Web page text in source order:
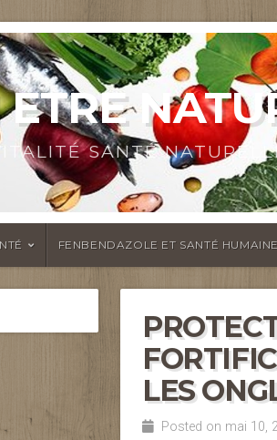
SANTÉ
FENBENDAZOLE ET SANTÉ
LES
Posted on mai 10,